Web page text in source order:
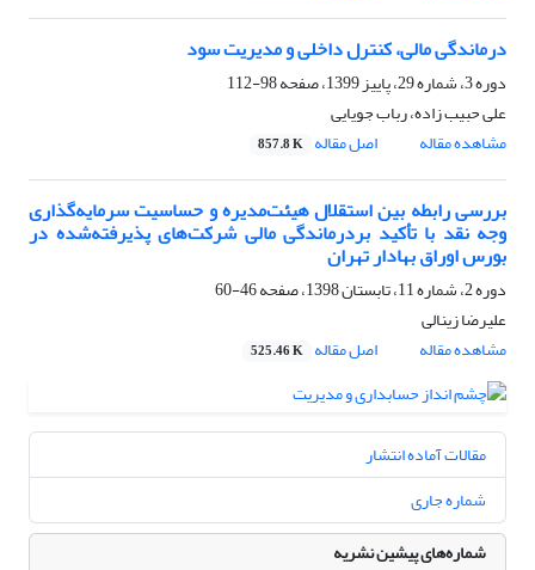
درماندگی مالی، کنترل داخلی و مدیریت سود
دوره 3، شماره 29، پاییز 1399، صفحه
98-112
علی حبیب زاده، رباب جویایی
مشاهده مقاله
اصل مقاله 857.8 K
بررسی رابطه بین استقلال هیئت‌مدیره و حساسیت سرمایه‌گذاری
وجه نقد با تأکید بردرماندگی مالی شرکت‌های پذیرفته‌شده در
بورس اوراق بهادار تهران
دوره 2، شماره 11، تابستان 1398، صفحه
46-60
علیرضا زینالی
مشاهده مقاله
اصل مقاله 525.46 K
مقالات آماده انتشار
شماره جاری
شماره‌های پیشین نشریه